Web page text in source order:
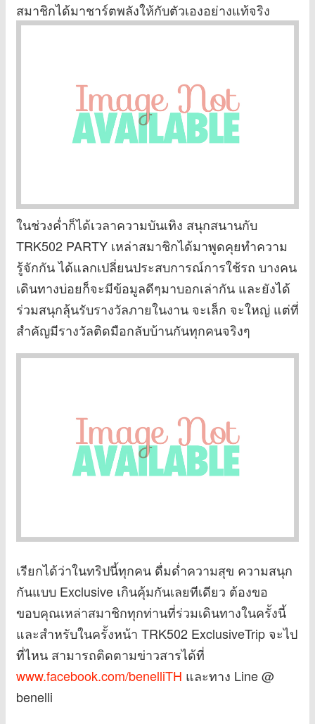
สมาชิกได้มาชาร์ตพลังให้กับตัวเองอย่างแท้จริง
ในช่วงค่ำก็ได้เวลาความบันเทิง สนุกสนานกับ
TRK502 PARTY เหล่าสมาชิกได้มาพูดคุยทำความ
รู้จักกัน ได้แลกเปลี่ยนประสบการณ์การใช้รถ บางคน
เดินทางบ่อยก็จะมีข้อมูลดีๆมาบอกเล่ากัน และยังได้
ร่วมสนุกลุ้นรับรางวัลภายในงาน จะเล็ก จะใหญ่ แต่ที่
สำคัญมีรางวัลติดมือกลับบ้านกันทุกคนจริงๆ
เรียกได้ว่าในทริปนี้ทุกคน ดื่มด่ำความสุข ความสนุก
กันแบบ Exclusive เกินคุ้มกันเลยทีเดียว ต้องขอ
ขอบคุณเหล่าสมาชิกทุกท่านที่ร่วมเดินทางในครั้งนี้
และสำหรับในครั้งหน้า TRK502 ExclusiveTrip จะไป
ที่ไหน สามารถติดตามข่าวสารได้ที่
www.facebook.com/benelliTH และทาง Line @
benelli